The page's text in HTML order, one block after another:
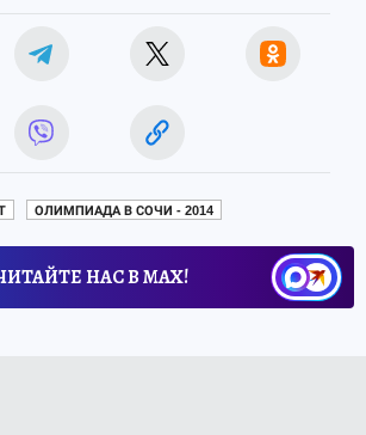
ОЛИМПИАДА В СОЧИ - 2014
НАС В МАХ!